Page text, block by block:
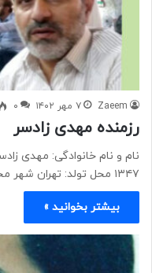
Zaeem ۷ مهر ۱۴۰۲ ۰
رزمنده مهدی زادسر
۱۳۴۷ محل تولد: تهران شهر محل سکونت…
بیشتر بخوانید »